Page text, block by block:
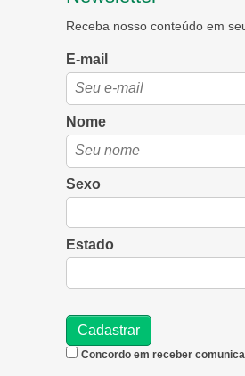
Receba nosso conteúdo em
E-mail
Nome
Sexo
Estado
Concordo em receber